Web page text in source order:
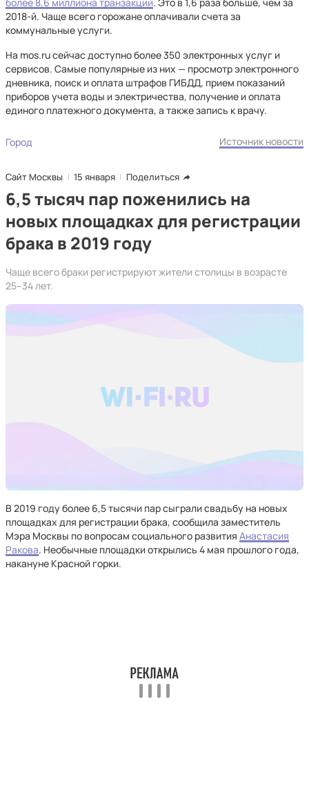
2018-й. Чаще всего горожане оплачивали счета за
коммунальные услуги.
На mos.ru сейчас доступно более 350 электронных услуг и
сервисов. Самые популярные из них — просмотр электронного
дневника, поиск и оплата штрафов ГИБДД, прием показаний
приборов учета воды и электричества, получение и оплата
единого платежного документа, а также запись к врачу.
Город Источник новости
Сайт Москвы 15 января Поделиться
6,5 тысяч пар поженились на
новых площадках для регистрации
брака в 2019 году
Чаще всего браки регистрируют жители столицы в возрасте
25–34 лет.
В 2019 году более 6,5 тысячи пар сыграли свадьбу на новых
площадках для регистрации брака, сообщила заместитель
Мэра Москвы по вопросам социального развития Анастасия
Ракова. Необычные площадки открылись 4 мая прошлого года,
накануне Красной горки.